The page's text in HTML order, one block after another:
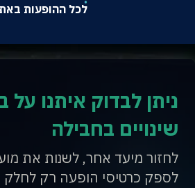
לכל ההופעות
ניתן לבדוק איתנו על
שינויים בחבילה
לחזור מיעד אחר, לשנות את
לספק כרטיסי הופעה רק לחלק